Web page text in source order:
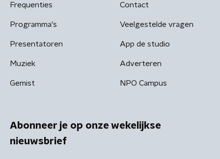
Frequenties
Programma's
Presentatoren
Muziek
Gemist
Contact
Veelgestelde vragen
App de studio
Adverteren
NPO Campus
Abonneer je op onze wekelijkse
nieuwsbrief